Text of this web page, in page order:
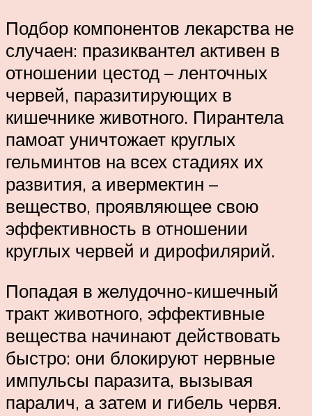
Подбор компонентов лекарства не
случаен: празиквантел активен в
отношении цестод – ленточных
червей, паразитирующих в
кишечнике животного. Пирантела
памоат уничтожает круглых
гельминтов на всех стадиях их
развития, а ивермектин –
вещество, проявляющее свою
эффективность в отношении
круглых червей и дирофилярий.
Попадая в желудочно-кишечный
тракт животного, эффективные
вещества начинают действовать
быстро: они блокируют нервные
импульсы паразита, вызывая
паралич, а затем и гибель червя.